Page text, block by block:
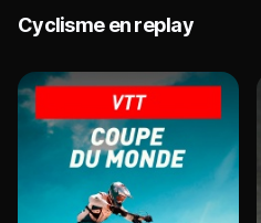
Cyclisme en replay